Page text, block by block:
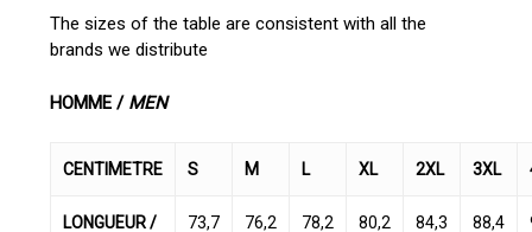
The sizes of the table are consistent with all the
brands we distribute
HOMME /MEN
CENTIMETRE S M L XL 2XL 3XL
LONGUEUR /
73,7 76,2 78,2 80,2 84,3 88,4